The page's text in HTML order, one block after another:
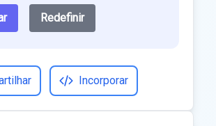
Redefinir
Incorporar